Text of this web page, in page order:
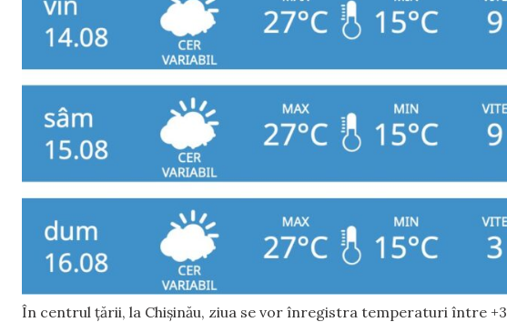
În centrul țării, la Chișinău, ziua se vor înregistra temperaturi între